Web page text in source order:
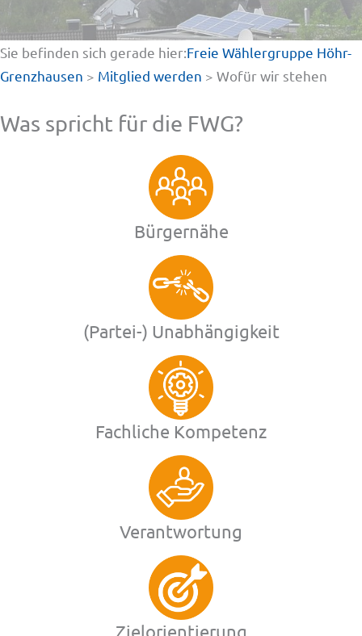
Sie befinden sich gerade hier:Freie Wählergruppe Höhr-
Grenzhausen > Mitglied werden > Wofür wir stehen
Was spricht für die FWG?
Bürgernähe
(Partei-) Unabhängigkeit
Fachliche Kompetenz
Verantwortung
Zielorientierung